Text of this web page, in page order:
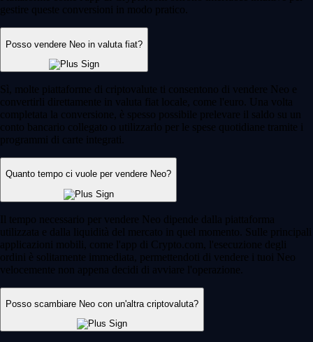
gestire queste conversioni in modo pratico.
Posso vendere Neo in valuta fiat?
Sì, molte piattaforme di criptovalute ti consentono di vendere Neo e
convertirli direttamente in valuta fiat locale, come l'euro. Una volta
completata la conversione, è spesso possibile prelevare il saldo su un
conto bancario collegato o utilizzarlo per le spese quotidiane tramite i
programmi di carte integrati.
Quanto tempo ci vuole per vendere Neo?
Il tempo necessario per vendere Neo dipende dalla piattaforma
utilizzata e dalla liquidità del mercato in quel momento. Sulle principali
applicazioni mobili, come l'app di Crypto.com, l'esecuzione degli
ordini è solitamente immediata, permettendoti di vendere i tuoi Neo
velocemente non appena decidi di avviare l'operazione.
Posso scambiare Neo con un'altra criptovaluta?